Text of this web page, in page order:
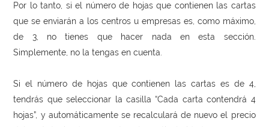
Por lo tanto, si el número de hojas que contienen las cartas
que se enviarán a los centros u empresas es, como máximo,
de 3, no tienes que hacer nada en esta sección.
Simplemente, no la tengas en cuenta.
Si el número de hojas que contienen las cartas es de 4,
tendrás que seleccionar la casilla “Cada carta contendrá 4
hojas”, y automáticamente se recalculará de nuevo el precio